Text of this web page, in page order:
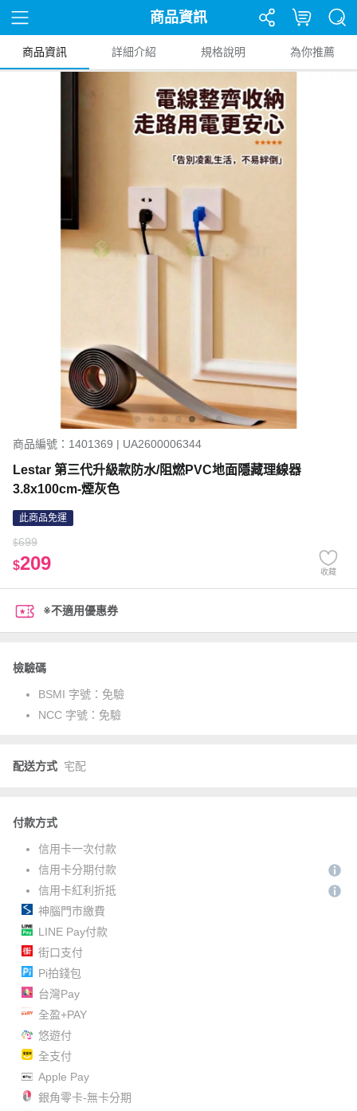
商品資訊
商品資訊 詳細介紹 規格說明 為你推薦
商品編號：1401369 | UA2600006344
Lestar 第三代升級款防水/阻燃PVC地面隱藏理線器
3.8x100cm-煙灰色
此商品免運
$699
$209 收藏
※不適用優惠券
檢驗碼
BSMI 字號： 免驗
NCC 字號： 免驗
配送方式 宅配
付款方式
信用卡一次付款
信用卡分期付款
信用卡紅利折抵
神腦門市繳費
LINE Pay付款
街口支付
Pi拍錢包
台灣Pay
全盈+PAY
悠遊付
全支付
Apple Pay
銀角零卡-無卡分期